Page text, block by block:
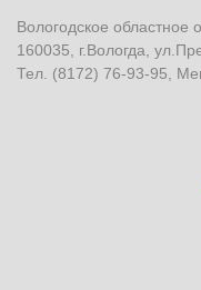
Вологодское областное
160035, г.Вологда,
Тел. (8172) 76-93-95,